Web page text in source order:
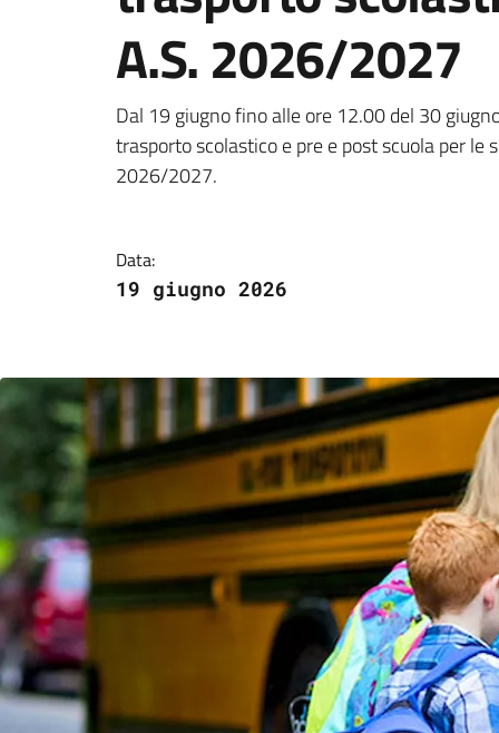
A.S. 2026/2027
Riapertura delle
Dal 19 giugno fino alle ore 12.00 del 30
trasporto scolastico e pre e post scuola per le
2026/2027.
Data:
19 giugno 2026